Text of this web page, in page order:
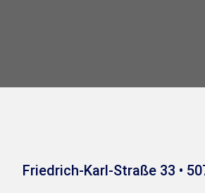
Friedrich-Karl-Straße 33 •